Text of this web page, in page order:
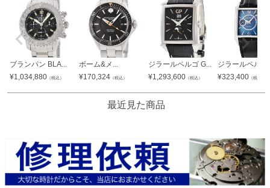
ブランパン BLA...
¥1,034,880 （税込）
ボーム&メ...
¥170,324 （税込）
ジラールペルゴ G...
¥1,293,600 （税込）
ジラールペルゴ
¥323,400 （税込）
最近見た商品